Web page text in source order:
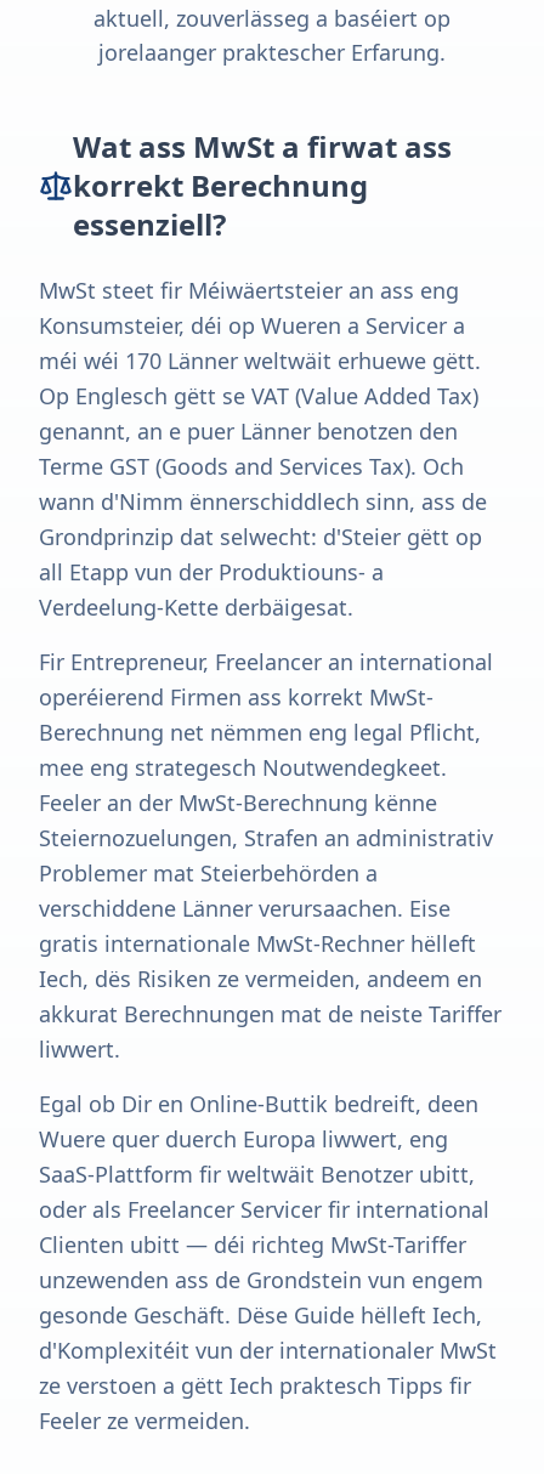
aktuell, zouverlässeg a baséiert op
jorelaanger praktescher Erfarung.
Wat ass MwSt a firwat ass
korrekt Berechnung
essenziell?
MwSt steet fir Méiwäertsteier an ass eng
Konsumsteier, déi op Wueren a Servicer a
méi wéi 170 Länner weltwäit erhuewe gëtt.
Op Englesch gëtt se VAT (Value Added Tax)
genannt, an e puer Länner benotzen den
Terme GST (Goods and Services Tax). Och
wann d'Nimm ënnerschiddlech sinn, ass de
Grondprinzip dat selwecht: d'Steier gëtt op
all Etapp vun der Produktiouns- a
Verdeelung-Kette derbäigesat.
Fir Entrepreneur, Freelancer an international
operéierend Firmen ass korrekt MwSt-
Berechnung net nëmmen eng legal Pflicht,
mee eng strategesch Noutwendegkeet.
Feeler an der MwSt-Berechnung kënne
Steiernozuelungen, Strafen an administrativ
Problemer mat Steierbehörden a
verschiddene Länner verursaachen. Eise
gratis internationale MwSt-Rechner hëlleft
Iech, dës Risiken ze vermeiden, andeem en
akkurat Berechnungen mat de neiste Tariffer
liwwert.
Egal ob Dir en Online-Buttik bedreift, deen
Wuere quer duerch Europa liwwert, eng
SaaS-Plattform fir weltwäit Benotzer ubitt,
oder als Freelancer Servicer fir international
Clienten ubitt — déi richteg MwSt-Tariffer
unzewenden ass de Grondstein vun engem
gesonde Geschäft. Dëse Guide hëlleft Iech,
d'Komplexitéit vun der internationaler MwSt
ze verstoen a gëtt Iech praktesch Tipps fir
Feeler ze vermeiden.